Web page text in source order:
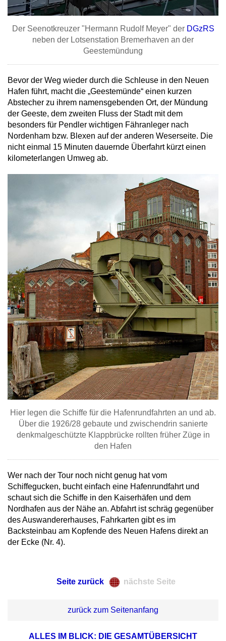
Der Seenotkreuzer "Hermann Rudolf Meyer" der DGzRS
neben der Lotsenstation Bremerhaven an der
Geestemündung
Bevor der Weg wieder durch die Schleuse in den Neuen
Hafen führt, macht die „Geestemünde“ einen kurzen
Abstecher zu ihrem namensgebenden Ort, der Mündung
der Geeste, dem zweiten Fluss der Stadt mit dem
besonders für Pendler wichtigen Fähranleger nach
Nordenham bzw. Blexen auf der anderen Weserseite. Die
nicht einmal 15 Minuten dauernde Überfahrt kürzt einen
kilometerlangen Umweg ab.
Hier legen die Schiffe für die Hafenrundfahrten an und ab.
Über die 1926/28 gebaute und zwischendrin sanierte
denkmalgeschützte Klappbrücke rollten früher Züge in
den Hafen
Wer nach der Tour noch nicht genug hat vom
Schiffegucken, bucht einfach eine Hafenrundfahrt und
schaut sich die Schiffe in den Kaiserhäfen und dem
Nordhafen aus der Nähe an. Abfahrt ist schräg gegenüber
des Auswandererhauses, Fahrkarten gibt es im
Backsteinbau am Kopfende des Neuen Hafens direkt an
der Ecke (Nr. 4).
Seite zurück nächste Seite
zurück zum Seitenanfang
ALLES IM BLICK: DIE GESAMTÜBERSICHT